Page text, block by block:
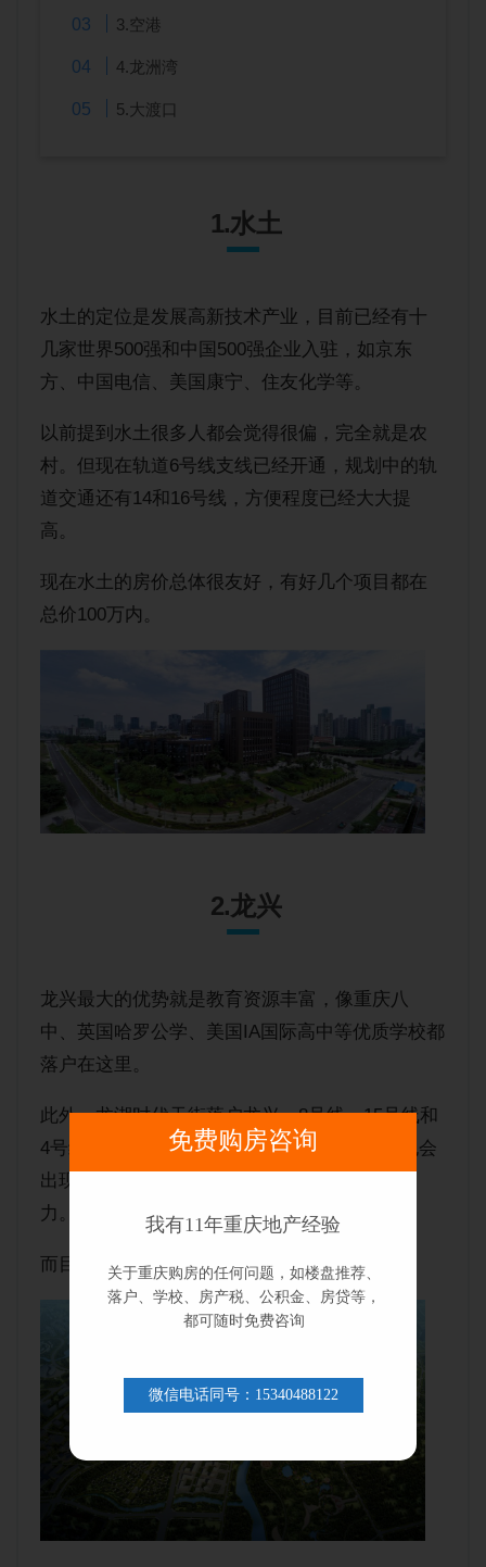
3.空港
4.龙洲湾
5.大渡口
1.水土
水土的定位是发展高新技术产业，目前已经有十
几家世界500强和中国500强企业入驻，如京东
方、中国电信、美国康宁、住友化学等。
以前提到水土很多人都会觉得很偏，完全就是农
村。但现在轨道6号线支线已经开通，规划中的轨
道交通还有14和16号线，方便程度已经大大提
高。
现在水土的房价总体很友好，有好几个项目都在
总价100万内。
2.龙兴
龙兴最大的优势就是教育资源丰富，像重庆八
中、英国哈罗公学、美国IA国际高中等优质学校都
落户在这里。
此外，龙湖时代天街落户龙兴、8号线、15号线和
4号线二期三条轨道交通经过龙兴、三家医院也会
出现在龙兴，这些都说明了龙兴未来的发展潜
力。
而目前龙兴总价100万内的项目比水土还多。
免费购房咨询
我有11年重庆地产经验
关于重庆购房的任何问题，如楼盘推荐、
落户、学校、房产税、公积金、房贷等，
都可随时免费咨询
微信电话同号：15340488122